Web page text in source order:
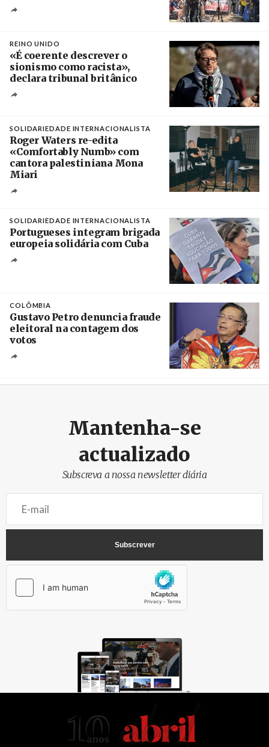
REINO UNIDO
«É coerente descrever o
sionismo como racista»,
declara tribunal britânico
SOLIDARIEDADE INTERNACIONALISTA
Roger Waters re-edita
«Comfortably Numb» com
cantora palestiniana Mona
Miari
SOLIDARIEDADE INTERNACIONALISTA
Portugueses integram brigada
europeia solidária com Cuba
COLÔMBIA
Gustavo Petro denuncia fraude
eleitoral na contagem dos
votos
Mantenha-se
actualizado
Subscreva a nossa newsletter diária